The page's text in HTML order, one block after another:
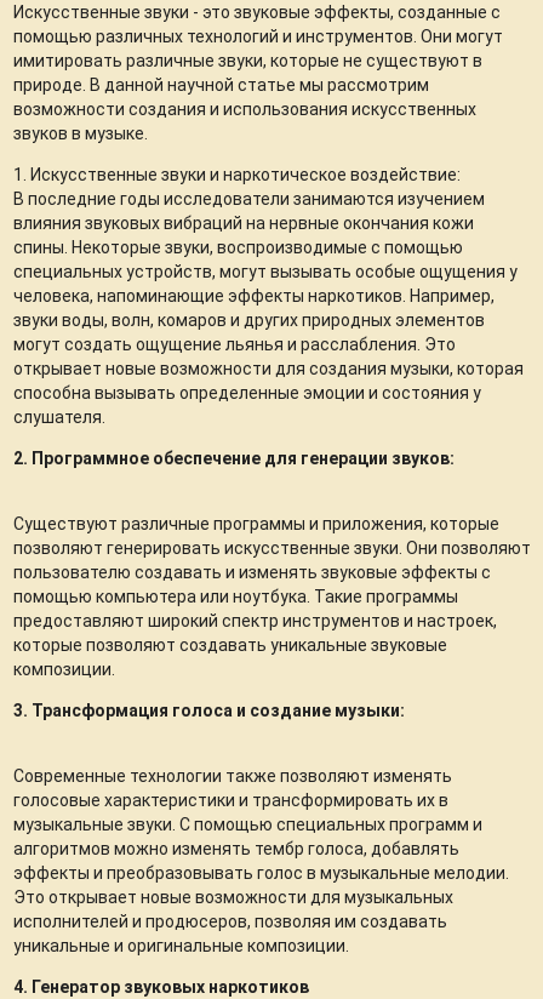
Искусственные звуки - это звуковые эффекты, созданные с
помощью различных технологий и инструментов. Они могут
имитировать различные звуки, которые не существуют в
природе. В данной научной статье мы рассмотрим
возможности создания и использования искусственных
звуков в музыке.
1. Искусственные звуки и наркотическое воздействие:
В последние годы исследователи занимаются изучением
влияния звуковых вибраций на нервные окончания кожи
спины. Некоторые звуки, воспроизводимые с помощью
специальных устройств, могут вызывать особые ощущения у
человека, напоминающие эффекты наркотиков. Например,
звуки воды, волн, комаров и других природных элементов
могут создать ощущение льянья и расслабления. Это
открывает новые возможности для создания музыки, которая
способна вызывать определенные эмоции и состояния у
слушателя.
2. Программное обеспечение для генерации звуков:
Существуют различные программы и приложения, которые
позволяют генерировать искусственные звуки. Они позволяют
пользователю создавать и изменять звуковые эффекты с
помощью компьютера или ноутбука. Такие программы
предоставляют широкий спектр инструментов и настроек,
которые позволяют создавать уникальные звуковые
композиции.
3. Трансформация голоса и создание музыки:
Современные технологии также позволяют изменять
голосовые характеристики и трансформировать их в
музыкальные звуки. С помощью специальных программ и
алгоритмов можно изменять тембр голоса, добавлять
эффекты и преобразовывать голос в музыкальные мелодии.
Это открывает новые возможности для музыкальных
исполнителей и продюсеров, позволяя им создавать
уникальные и оригинальные композиции.
4. Генератор звуковых наркотиков